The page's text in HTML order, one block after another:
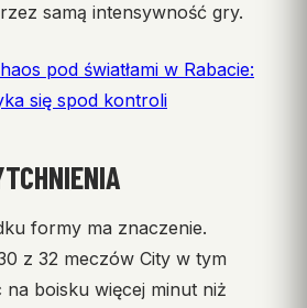
samą intensywność gry.
pod światłami w Rabacie:
się spod kontroli
formy ma znaczenie.
z 32 meczów City w tym
na boisku więcej minut niż